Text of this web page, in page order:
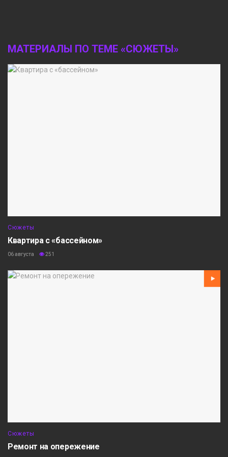
МАТЕРИАЛЫ ПО ТЕМЕ «СЮЖЕТЫ»
Сюжеты
Квартира с «бассейном»
06 августа 251
Сюжеты
Ремонт на опережение